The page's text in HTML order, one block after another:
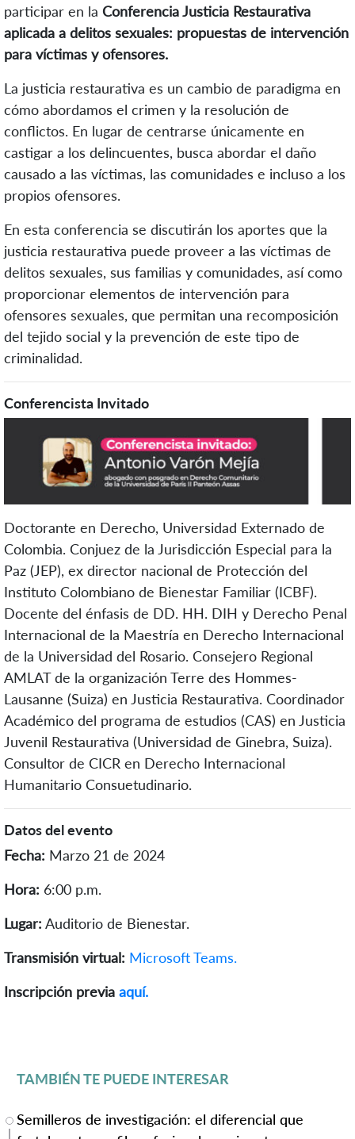
participar en la Conferencia Justicia Restaurativa
aplicada a delitos sexuales: propuestas de intervención
para víctimas y ofensores.
La justicia restaurativa es un cambio de paradigma en
cómo abordamos el crimen y la resolución de
conflictos. En lugar de centrarse únicamente en
castigar a los delincuentes, busca abordar el daño
causado a las víctimas, las comunidades e incluso a los
propios ofensores.
En esta conferencia se discutirán los aportes que la
justicia restaurativa puede proveer a las víctimas de
delitos sexuales, sus familias y comunidades, así como
proporcionar elementos de intervención para
ofensores sexuales, que permitan una recomposición
del tejido social y la prevención de este tipo de
criminalidad.
Conferencista Invitado
Doctorante en Derecho, Universidad Externado de
Colombia. Conjuez de la Jurisdicción Especial para la
Paz (JEP), ex director nacional de Protección del
Instituto Colombiano de Bienestar Familiar (ICBF).
Docente del énfasis de DD. HH. DIH y Derecho Penal
Internacional de la Maestría en Derecho Internacional
de la Universidad del Rosario. Consejero Regional
AMLAT de la organización Terre des Hommes-
Lausanne (Suiza) en Justicia Restaurativa. Coordinador
Académico del programa de estudios (CAS) en Justicia
Juvenil Restaurativa (Universidad de Ginebra, Suiza).
Consultor de CICR en Derecho Internacional
Humanitario Consuetudinario.
Datos del evento
Fecha: Marzo 21 de 2024
Hora: 6:00 p.m.
Lugar: Auditorio de Bienestar.
Transmisión virtual: Microsoft Teams.
Inscripción previa aquí.
TAMBIÉN TE PUEDE INTERESAR
Semilleros de investigación: el diferencial que